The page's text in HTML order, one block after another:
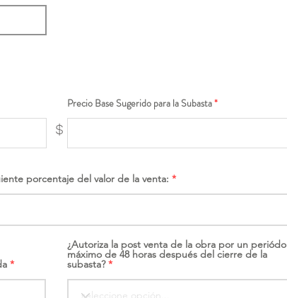
$
Precio Base Sugerido para la Subasta
porcentaje del valor de la venta:
¿Autoriza la post venta de la obra por un periódo
máximo de 48 horas después del cierre de la
subasta?